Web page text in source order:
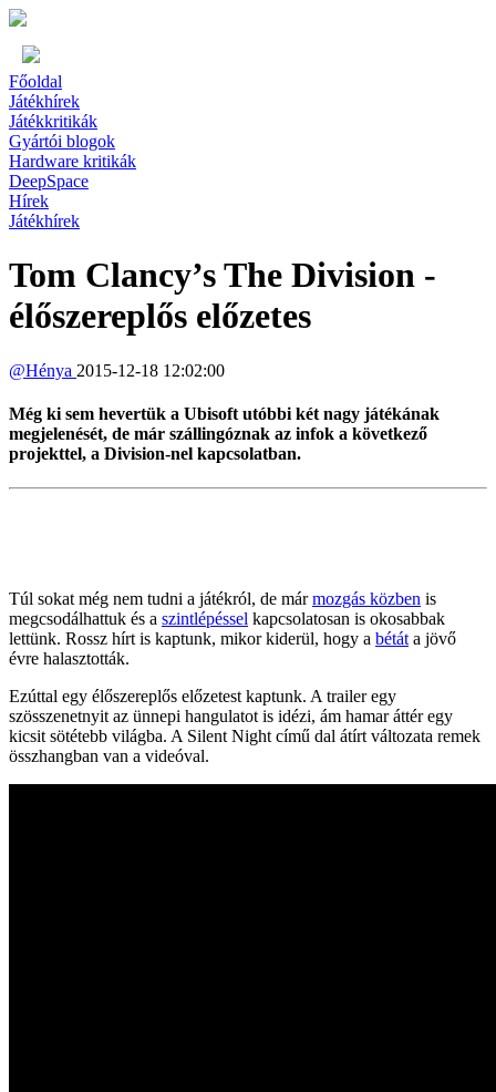
Főoldal
Játékhírek
Játékkritikák
Gyártói blogok
Hardware kritikák
DeepSpace
Hírek
Játékhírek
Tom Clancy’s The Division -
élőszereplős előzetes
@Hénya 2015-12-18 12:02:00
Még ki sem hevertük a Ubisoft utóbbi két nagy játékának
megjelenését, de már szállingóznak az infok a következő
projekttel, a Division-nel kapcsolatban.
Túl sokat még nem tudni a játékról, de mármozgás közben is
megcsodálhattuk és a szintlépéssel kapcsolatosan is okosabbak
lettünk. Rossz hírt is kaptunk, mikor kiderül, hogy a bétát a jövő
évre halasztották.
Ezúttal egy élőszereplős előzetest kaptunk. A trailer egy
szösszenetnyit az ünnepi hangulatot is idézi, ám hamar áttér egy
kicsit sötétebb világba. A Silent Night című dal átírt változata remek
összhangban van a videóval.